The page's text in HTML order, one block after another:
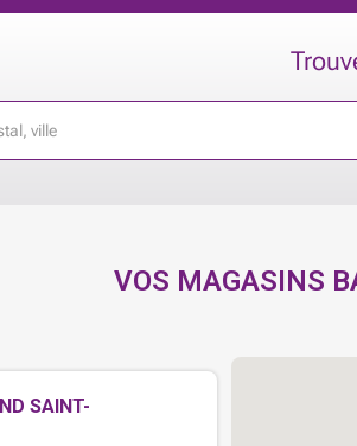
VOS MAGASINS
SAINT-